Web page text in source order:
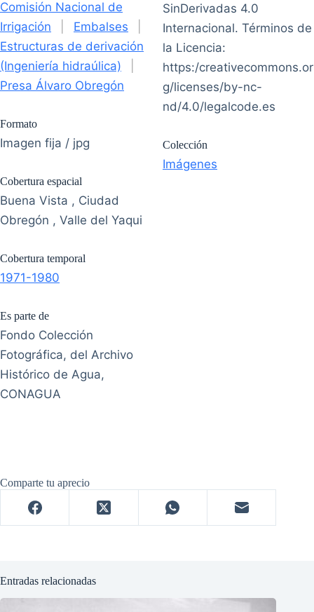
Comisión Nacional de
Irrigación
Embalses
Estructuras de derivación
(Ingeniería hidraúlica)
Presa Álvaro Obregón
Formato
Imagen fija / jpg
Cobertura espacial
Buena Vista , Ciudad
Obregón , Valle del Yaqui
Cobertura temporal
1971-1980
Es parte de
Fondo Colección
Fotográfica, del Archivo
Histórico de Agua,
CONAGUA
SinDerivadas 4.0
Internacional. Términos de
la Licencia:
https:/creativecommons.or
g/licenses/by-nc-
nd/4.0/legalcode.es
Colección
Imágenes
Comparte tu aprecio
Entradas relacionadas